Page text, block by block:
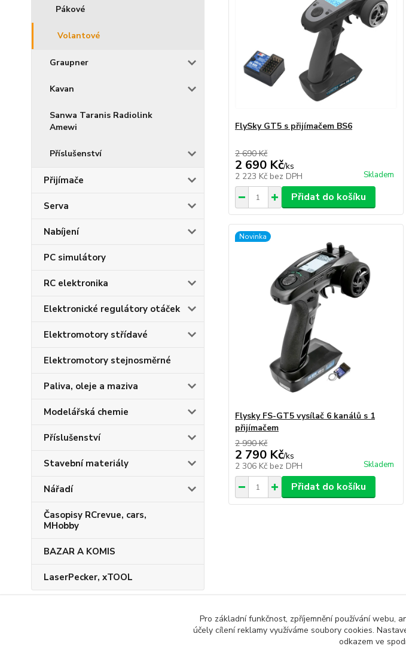
Pákové
Volantové
Graupner
Kavan
Sanwa Taranis Radiolink
Amewi
Příslušenství
Přijímače
Serva
Nabíjení
PC simulátory
RC elektronika
Elektronické regulátory otáček
Elektromotory střídavé
Elektromotory stejnosměrné
Paliva, oleje a maziva
Modelářská chemie
Příslušenství
Stavební materiály
Nářadí
Časopisy RCrevue, cars,
MHobby
BAZAR A KOMIS
LaserPecker, xTOOL
FlySky GT5 s přijímačem BS6
2 690 Kč
2 690 Kč/ks
2 223 Kč bez DPH Skladem
Přidat do košíku
Novinka
Flysky FS-GT5 vysílač 6 kanálů s 1
přijímačem
2 990 Kč
2 790 Kč/ks
2 306 Kč bez DPH Skladem
Přidat do košíku
Pro základní funkčnost, zpříjemnění používání webu,
účely cílení reklamy využíváme soubory cookies.
odkazem ve